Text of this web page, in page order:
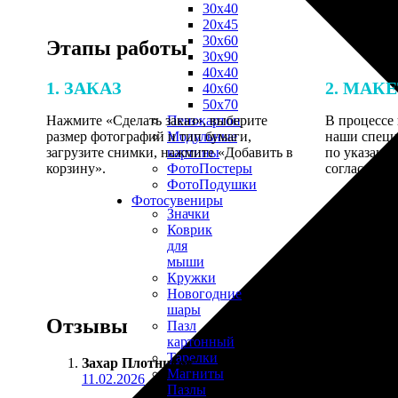
30х40
20х45
30х60
30х90
40х40
40х60
50х70
Пенокартон
Модульные
картины
ФотоПостеры
ФотоПодушки
Фотоcувениры
Значки
Коврик
для
мыши
Кружки
Новогодние
шары
Пазл
картонный
Тарелки
Магниты
Пазлы
Этапы работы
1. ЗАКАЗ
Нажмите «Сделать заказ», выберите
размер фотографий и тип бумаги,
загрузите снимки, нажмите «Добавить в
корзину».
2.
В процессе
наши
по
Отзывы
Захар Плотников :
11.02.2026